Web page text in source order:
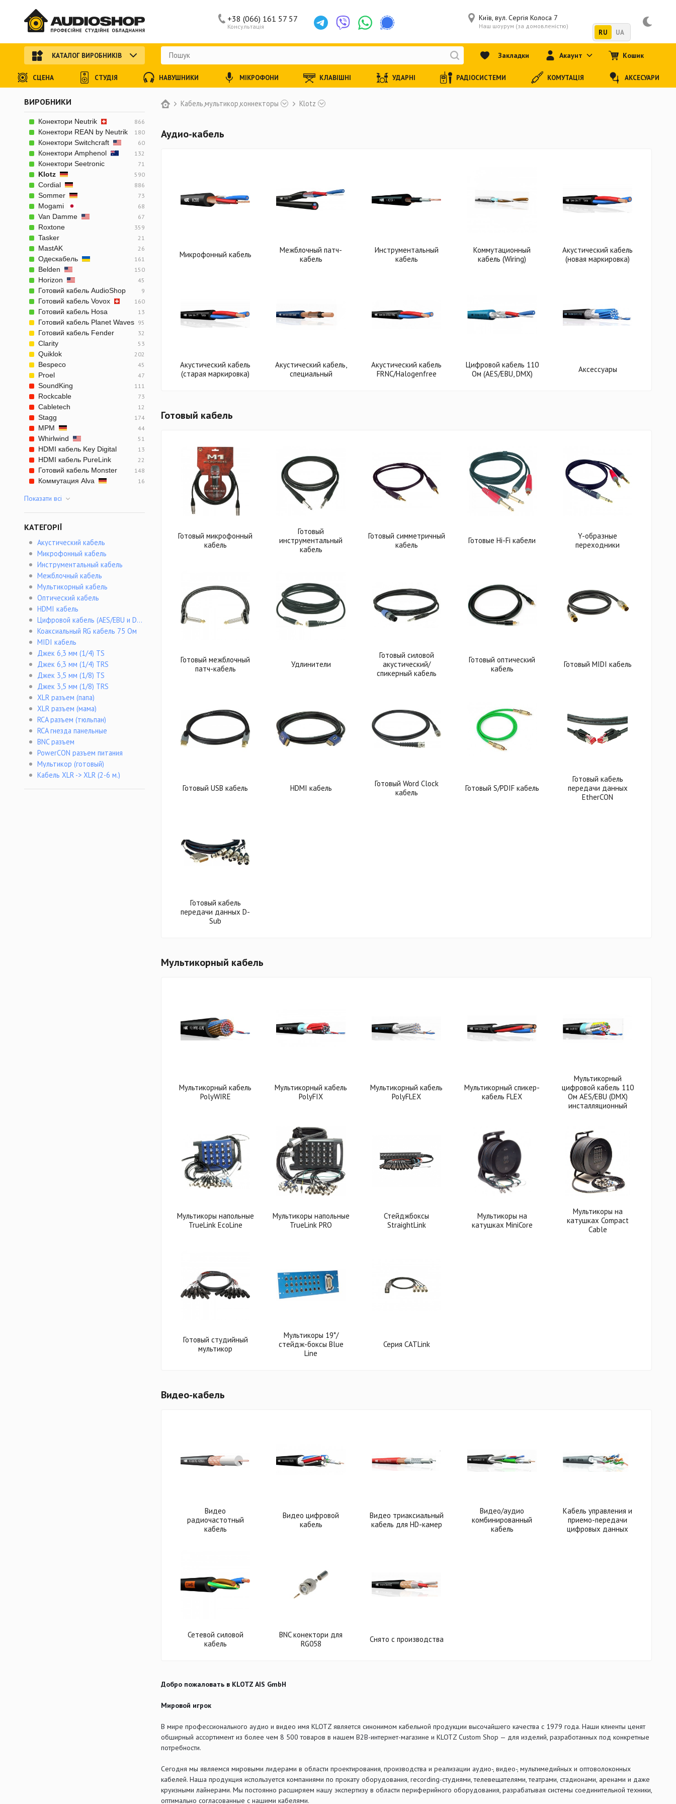
Кабель,мультикор,коннекторы Klotz
Аудио-кабель
Микрофонный кабель
Межблочный патч-
кабель
Инструментальный
кабель
Коммутационный
кабель (Wiring)
Акустический кабель
(новая маркировка)
Акустический кабель
(старая маркировка)
Акустический кабель,
специальный
Акустический кабель
FRNC/Halogenfree
Цифровой кабель 110
Ом (AES/EBU, DMX)
Аксессуары
Готовый кабель
Готовый микрофонный
кабель
Готовый
инструментальный
кабель
Готовый симметричный
кабель
Готовые Hi-Fi кабели
Y-образные
переходники
Готовый межблочный
патч-кабель
Удлинители
Готовый силовой
акустический/
спикерный кабель
Готовый оптический
кабель
Готовый MIDI кабель
Готовый USB кабель HDMI кабель
Готовый Word Clock
кабель
Готовый S/PDIF кабель
Готовый кабель
передачи данных
EtherCON
Готовый кабель
передачи данных D-
Sub
Мультикорный кабель
Мультикорный кабель
PolyWIRE
Мультикорный кабель
PolyFIX
Мультикорный кабель
PolyFLEX
Мультикорный спикер-
кабель FLEX
Мультикорный
цифровой кабель 110
Ом AES/EBU (DMX)
инсталляционный
Мультикоры напольные
TrueLink EcoLine
Мультикоры напольные
TrueLink PRO
Стейджбоксы
StraightLink
Мультикоры на
катушках MiniCore
Мультикоры на
катушках Compact
Cable
Готовый студийный
мультикор
Мультикоры 19*/
стейдж-боксы Blue
Line
Серия CATLink
Видео-кабель
Видео
радиочастотный
кабель
Видео цифровой
кабель
Видео триаксиальный
кабель для HD-камер
Видео/аудио
комбинированный
кабель
Кабель управления и
приемо-передачи
цифровых данных
Сетевой силовой
кабель
BNC конектори для
RG058
Снято с производства
Добро пожаловать в KLOTZ AIS GmbH
Мировой игрок
В мире профессионального аудио и видео имя KLOTZ является синонимом кабельной продукции высочайшего качества с 1979 года. Наши клиенты ценят
обширный ассортимент из более чем 8 500 товаров в нашем B2B-интернет-магазине и KLOTZ Custom Shop — для изделий, разработанных под конкретные
потребности.
Сегодня мы являемся мировыми лидерами в области проектирования, производства и реализации аудио-, видео-, мультимедийных и оптоволоконных
кабелей. Наша продукция используется компаниями по прокату оборудования, recording-студиями, телевещателями, театрами, стадионами, аренами и даже
круизными лайнерами. Мы постоянно расширяем нашу экспертизу в области периферийного оборудования, разрабатывая системы соединительной техники,
оптимально согласованные с нашими кабелями.
ВИРОБНИКИ
Конектори Neutrik 866
Конектори REAN by Neutrik 180
Конектори Switchcraft 60
Конектори Amphenol 132
Конектори Seetronic 71
Klotz 590
Cordial 886
Sommer 73
Mogami 68
Van Damme 67
Roxtone 359
Tasker 21
MastAK 26
Одескабель 161
Belden 150
Horizon 45
Готовий кабель AudioShop 9
Готовий кабель Vovox 160
Готовий кабель Hosa 13
Готовий кабель Planet Waves 95
Готовий кабель Fender 32
Clarity 53
Quiklok 202
Bespeco 45
Proel 47
SoundKing 111
Rockcable 73
Cabletech 12
Stagg 174
MPM 44
Whirlwind 51
HDMI кабель Key Digital 13
HDMI кабель PureLink 22
Готовий кабель Monster 148
Коммутация Alva 16
Показати всi
КАТЕГОРІЇ
Акустический кабель
Микрофонный кабель
Инструментальный кабель
Межблочный кабель
Мультикорный кабель
Оптический кабель
HDMI кабель
Цифровой кабель (AES/EBU и DMX)
Коаксиальный RG кабель 75 Ом
MIDI кабель
Джек 6,3 мм (1/4) TS
Джек 6,3 мм (1/4) TRS
Джек 3,5 мм (1/8) TS
Джек 3,5 мм (1/8) TRS
XLR разъем (папа)
XLR разъем (мама)
RCA разъем (тюльпан)
RCA гнезда панельные
BNC разъем
PowerCON разъем питания
Мультикор (готовый)
Кабель XLR -> XLR (2-6 м.)
Консультація
+38 (066) 161 57 57 Київ, вул. Сергія Колоса 7
Наш шоурум (за домовленістю)
RU UA
КАТАЛОГ ВИРОБНИКІВ Закладки Акаунт Кошик
СЦЕНА СТУДІЯ НАВУШНИКИ МІКРОФОНИ КЛАВІШНІ УДАРНІ РАДІОСИСТЕМИ КОМУТАЦІЯ АКСЕСУАРИ